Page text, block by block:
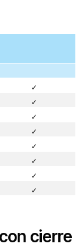
✓
✓
✓
✓
✓
✓
✓
✓
cierre